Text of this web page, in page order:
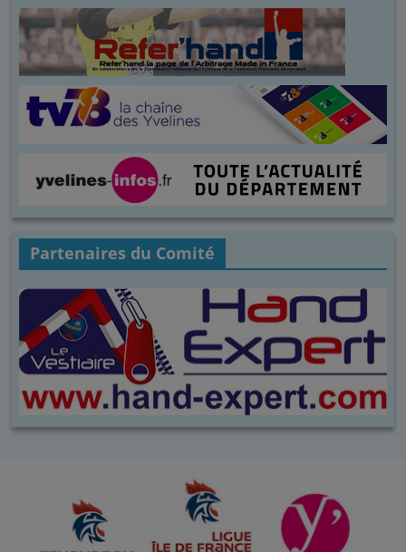
Partenaires du Comité